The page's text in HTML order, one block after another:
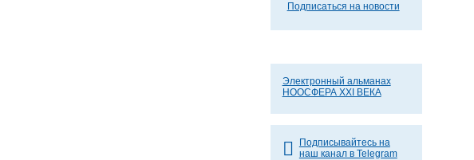
Подписаться на новости
Электронный альманах
НООСФЕРА XXI ВЕКА
Подписывайтесь на
наш канал в Telegram